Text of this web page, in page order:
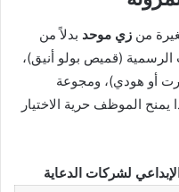
زي موحد بدلاً من
الرسمية (قميص بولو أنيق)،
أو هودي)، ومجوعة
يمنح الموظف حرية الاختيار
لشركات الدعاية